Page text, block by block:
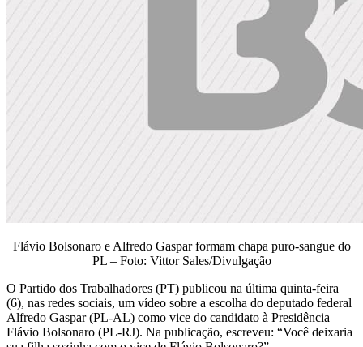
Flávio Bolsonaro e Alfredo Gaspar formam chapa puro-sangue do
PL – Foto: Vittor Sales/Divulgação
O Partido dos Trabalhadores (PT) publicou na última quinta-feira
(6), nas redes sociais, um vídeo sobre a escolha do deputado federal
Alfredo Gaspar (PL-AL) como vice do candidato à Presidência
Flávio Bolsonaro (PL-RJ). Na publicação, escreveu: “Você deixaria